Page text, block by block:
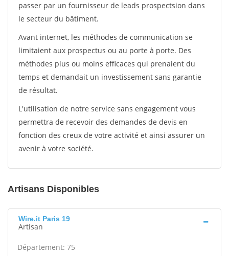
passer par un fournisseur de leads prospectsion dans
le secteur du bâtiment.
Avant internet, les méthodes de communication se
limitaient aux prospectus ou au porte à porte. Des
méthodes plus ou moins efficaces qui prenaient du
temps et demandait un investissement sans garantie
de résultat.
L'utilisation de notre service sans engagement vous
permettra de recevoir des demandes de devis en
fonction des creux de votre activité et ainsi assurer un
avenir à votre société.
Artisans Disponibles
Wire.it Paris 19
Artisan
Département: 75